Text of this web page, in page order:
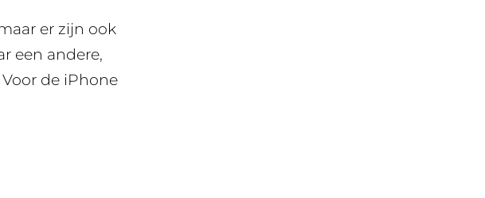
er zijn ook
een andere,
de iPhone